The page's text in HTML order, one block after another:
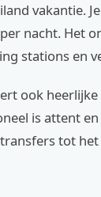
vakantie.
nacht. Het
stations en
ook heerlijke
is attent
tot